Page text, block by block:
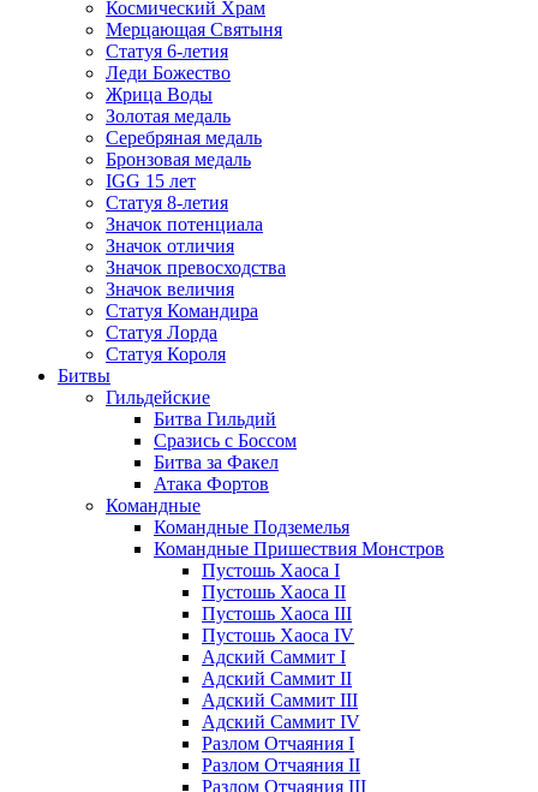
Космический Храм
Мерцающая Святыня
Статуя 6-летия
Леди Божество
Жрица Воды
Золотая медаль
Серебряная медаль
Бронзовая медаль
IGG 15 лет
Статуя 8-летия
Значок потенциала
Значок отличия
Значок превосходства
Значок величия
Статуя Командира
Статуя Лорда
Статуя Короля
Битвы
Гильдейские
Битва Гильдий
Сразись с Боссом
Битва за Факел
Атака Фортов
Командные
Командные Подземелья
Командные Пришествия Монстров
Пустошь Хаоса I
Пустошь Хаоса II
Пустошь Хаоса III
Пустошь Хаоса IV
Адский Саммит I
Адский Саммит II
Адский Саммит III
Адский Саммит IV
Разлом Отчаяния I
Разлом Отчаяния II
Разлом Отчаяния III